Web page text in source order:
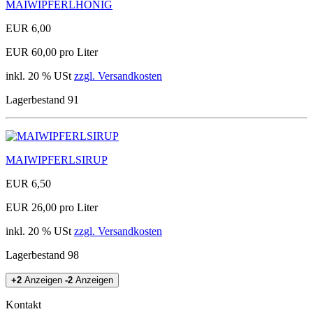
MAIWIPFERLHONIG
EUR 6,00
EUR 60,00 pro Liter
inkl. 20 % USt zzgl. Versandkosten
Lagerbestand 91
MAIWIPFERLSIRUP
EUR 6,50
EUR 26,00 pro Liter
inkl. 20 % USt zzgl. Versandkosten
Lagerbestand 98
+2 Anzeigen -2 Anzeigen
Kontakt